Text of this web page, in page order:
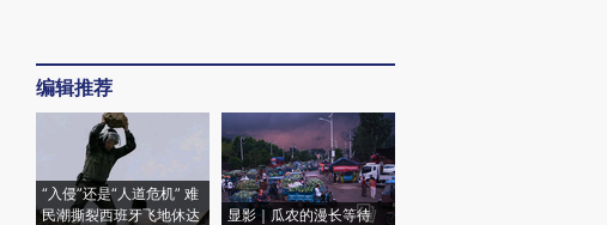
编辑推荐
“入侵”还是“人道危机” 难
民潮撕裂西班牙飞地休达
显影｜瓜农的漫长等待